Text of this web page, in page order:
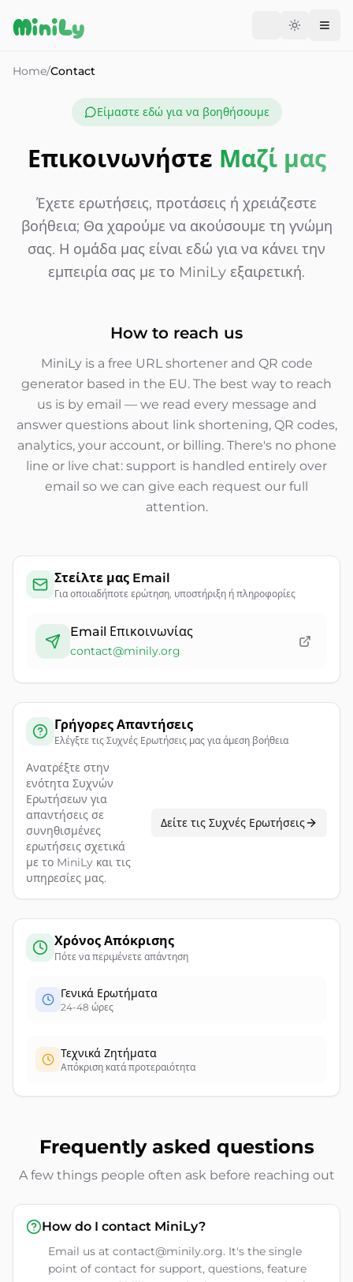
MiniLy Change
Home/Contact
Είμαστε εδώ για να βοηθήσουμε
Επικοινωνήστε Μαζί μας
Έχετε ερωτήσεις, προτάσεις ή χρειάζεστε
βοήθεια; Θα χαρούμε να ακούσουμε τη γνώμη
σας. Η ομάδα μας είναι εδώ για να κάνει την
εμπειρία σας με το MiniLy εξαιρετική.
How to reach us
MiniLy is a free URL shortener and QR code
generator based in the EU. The best way to reach
us is by email — we read every message and
answer questions about link shortening, QR codes,
analytics, your account, or billing. There's no phone
line or live chat: support is handled entirely over
email so we can give each request our full
attention.
Στείλτε μας Email
Για οποιαδήποτε ερώτηση, υποστήριξη ή πληροφορίες
Email Επικοινωνίας
contact@minily.org
Γρήγορες Απαντήσεις
Ελέγξτε τις Συχνές Ερωτήσεις μας για άμεση βοήθεια
Ανατρέξτε στην
ενότητα Συχνών
Ερωτήσεων για
απαντήσεις σε
συνηθισμένες
ερωτήσεις σχετικά
με το MiniLy και τις
υπηρεσίες μας.
Δείτε τις Συχνές Ερωτήσεις
Χρόνος Απόκρισης
Πότε να περιμένετε απάντηση
Γενικά Ερωτήματα
24-48 ώρες
Τεχνικά Ζητήματα
Απόκριση κατά προτεραιότητα
Frequently asked questions
A few things people often ask before reaching out
How do I contact MiniLy?
Email us at contact@minily.org. It's the single
point of contact for support, questions, feature